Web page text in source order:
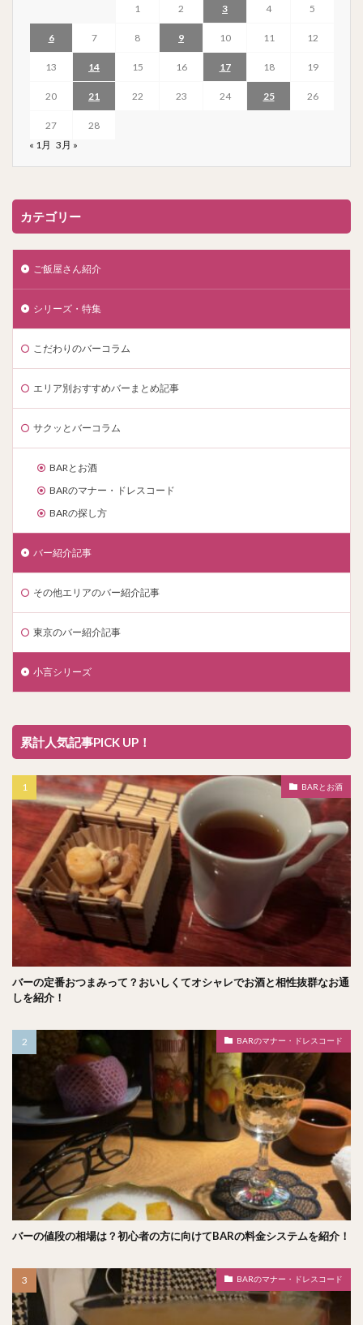
1 2 3 4 5
6 7 8 9 10 11 12
13 14 15 16 17 18 19
20 21 22 23 24 25 26
27
28
« 1月 3月 »
カテゴリー
ご飯屋さん紹介
シリーズ・特集
こだわりのバーコラム
エリア別おすすめバーまとめ記事
サクッとバーコラム
BARとお酒
BARのマナー・ドレスコード
BARの探し方
バー紹介記事
その他エリアのバー紹介記事
東京のバー紹介記事
小言シリーズ
累計人気記事PICK UP！
BARとお酒
バーの定番おつまみって？おいしくてオシャレでお酒と相性抜群なお通
しを紹介！
BARのマナー・ドレスコード
バーの値段の相場は？初心者の方に向けてBARの料金システムを紹介！
BARのマナー・ドレスコード